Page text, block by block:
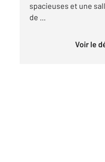
spacieuses et une
de ...
Voir le